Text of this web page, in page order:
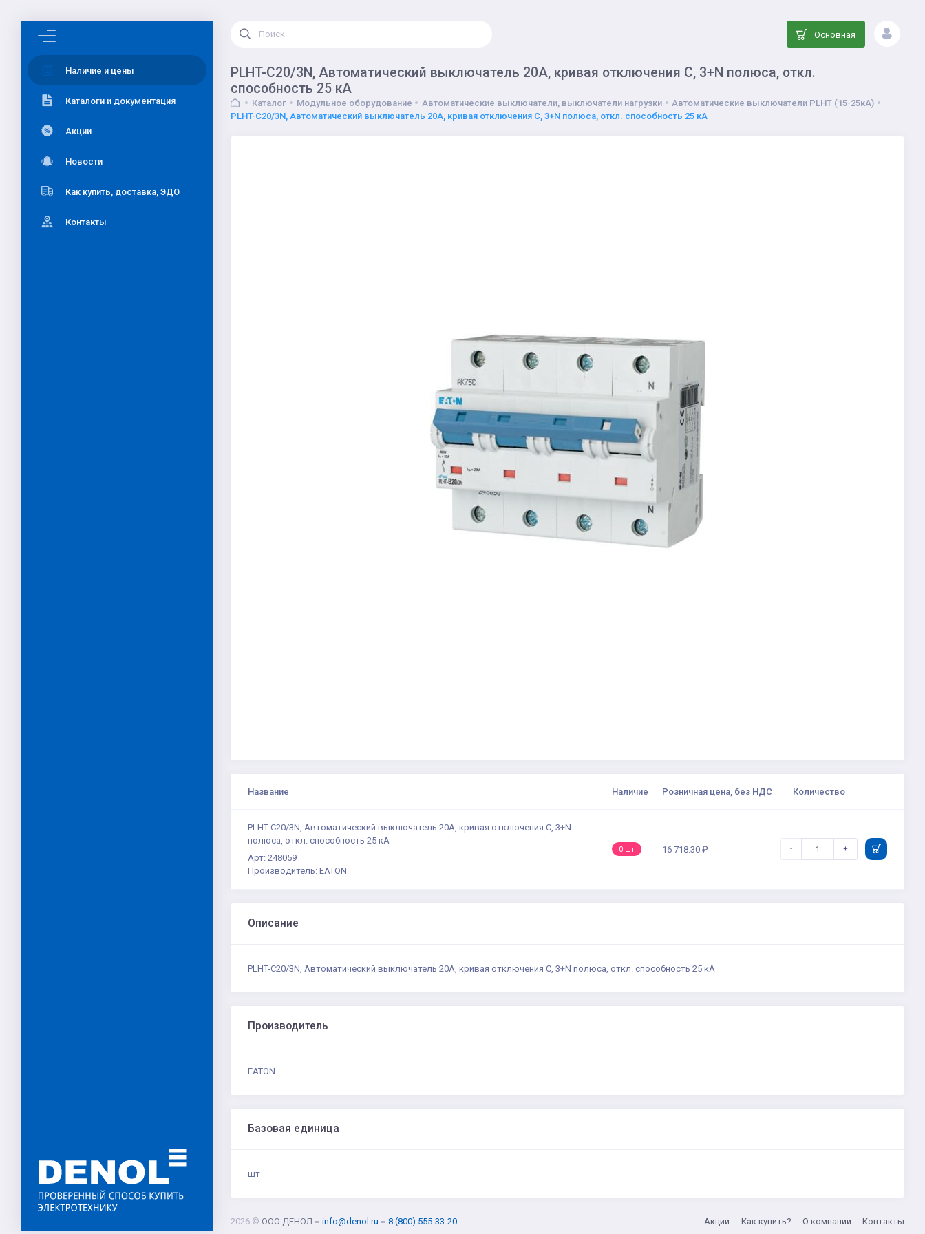
Наличие и цены
Каталоги и документация
Акции
Новости
Как купить, доставка, ЭДО
Контакты
Основная
PLHT-C20/3N, Автоматический выключатель 20А, кривая отключения С, 3+N полюса, откл.
способность 25 кА
Каталог Модульное оборудование Автоматические выключатели, выключатели нагрузки
Автоматические выключатели PLHT (15-25кА)
PLHT-C20/3N, Автоматический выключатель 20А, кривая отключения С, 3+N полюса, откл. способность 25 кА
Название Наличие Розничная цена, без НДС Количество
PLHT-C20/3N, Автоматический выключатель 20А, кривая отключения С, 3+N
полюса, откл. способность 25 кА
Арт: 248059
Производитель: EATON
0 шт 16 718.30 ₽ - +
Описание
PLHT-C20/3N, Автоматический выключатель 20А, кривая отключения С, 3+N полюса, откл. способность 25 кА
Производитель
EATON
Базовая единица
шт
2026 © ООО ДЕНОЛ ≡ info@denol.ru ≡ 8 (800) 555-33-20 Акции Как купить? О компании Контакты